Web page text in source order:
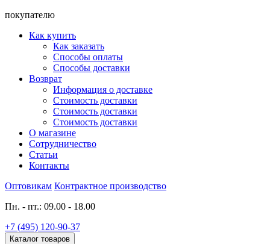
покупателю
Как купить
Как заказать
Способы оплаты
Способы доставки
Возврат
Информация о доставке
Стоимость доставки
Стоимость доставки
Стоимость доставки
О магазине
Сотрудничество
Статьи
Контакты
Оптовикам Контрактное производство
Пн. - пт.: 09.00 - 18.00
+7 (495) 120-90-37
Каталог товаров